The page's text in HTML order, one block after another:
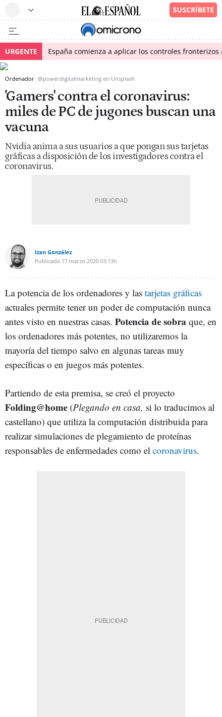
URGENTE España comienza a aplicar los controles
Ordenador @powerdigitalmarketing en Unsplash
'Gamers' contra el coronavirus:
miles de PC de jugones buscan una
vacuna
Nvidia anima a sus usuarios a que pongan sus tarjetas
gráficas a disposición de los investigadores contra el
coronavirus.
Izan González
Publicada 17 marzo 2020 03:13h
La potencia de los ordenadores y las tarjetas gráficas
actuales permite tener un poder de computación nunca
antes visto en nuestras casas. Potencia de sobra que, en
los ordenadores más potentes, no utilizaremos la
mayoría del tiempo salvo en algunas tareas muy
específicas o en juegos más potentes.
Partiendo de esta premisa, se creó el proyecto
Folding@home (Plegando en casa, si lo traducimos al
castellano) que utiliza la computación distribuida para
realizar simulaciones de plegamiento de proteínas
responsables de enfermedades como el coronavirus.